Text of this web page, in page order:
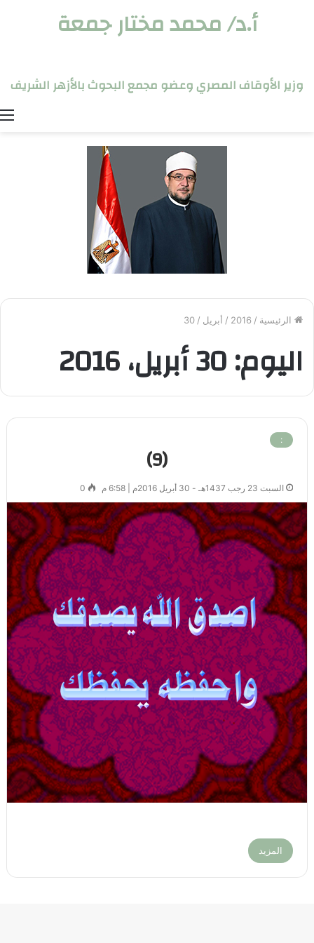
أ.د/ محمد مختار جمعة
وزير الأوقاف المصري وعضو مجمع البحوث بالأزهر الشريف
الرئيسية /
2016
/ أبريل /
30
اليوم:30 أبريل، 2016
:
(9)
السبت 23 رجب 1437هـ - 30 أبريل 2016م | 6:58 م 0
المزيد